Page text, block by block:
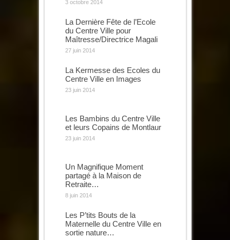
3 octobre 2014
La Dernière Fête de l’Ecole
du Centre Ville pour
Maîtresse/Directrice Magali
27 juin 2014
La Kermesse des Ecoles du
Centre Ville en Images
23 juin 2014
Les Bambins du Centre Ville
et leurs Copains de Montlaur
23 juin 2014
Un Magnifique Moment
partagé à la Maison de
Retraite…
8 juin 2014
Les P’tits Bouts de la
Maternelle du Centre Ville en
sortie nature…